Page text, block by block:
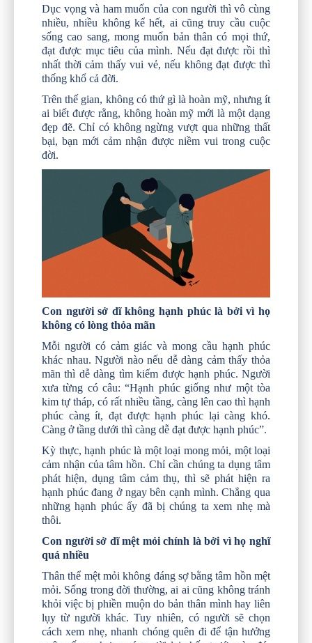
Dục vọng và ham muốn của con người thì vô cùng
nhiều, nhiều không kể hết, ai cũng truy cầu cuộc
sống cao sang, mong muốn bản thân có mọi thứ,
đạt được mục tiêu của mình. Nếu đạt được rồi thì
nhất thời cảm thấy vui vẻ, nếu không đạt được thì
thống khổ cả đời.
Trên thế gian, không có thứ gì là hoàn mỹ, nhưng ít
ai biết được rằng, không hoàn mỹ mới là một dạng
đẹp đẽ. Chỉ có không ngừng vượt qua những thất
bại, bạn mới cảm nhận được niềm vui trong cuộc
đời.
Con người sở dĩ không hạnh phúc là bởi vì họ
không có lòng thỏa mãn
Mỗi người có cảm giác và mong cầu hạnh phúc
khác nhau. Người nào nếu dễ dàng cảm thấy thỏa
mãn thì dễ dàng tìm kiếm được hạnh phúc. Người
xưa từng có câu: “Hạnh phúc giống như một tòa
kim tự tháp, có rất nhiều tầng, càng lên cao thì hạnh
phúc càng ít, đạt được hạnh phúc lại càng khó.
Càng ở tầng dưới thì càng dễ đạt được hạnh phúc”.
Kỳ thực, hạnh phúc là một loại mong mỏi, một loại
cảm nhận của tâm hồn. Chỉ cần chúng ta dụng tâm
phát hiện, dụng tâm cảm thụ, thì sẽ phát hiện ra
hạnh phúc đang ở ngay bên cạnh mình. Chẳng qua
những hạnh phúc ấy đã bị chúng ta xem nhẹ mà
thôi.
Con người sở dĩ mệt mỏi chính là bởi vì họ nghĩ
quá nhiều
Thân thể mệt mỏi không đáng sợ bằng tâm hồn mệt
mỏi. Sống trong đời thường, ai ai cũng không tránh
khỏi việc bị phiền muộn do bản thân mình hay liên
lụy từ người khác. Tuy nhiên, có người sẽ chọn
cách xem nhẹ, nhanh chóng quên đi để tận hưởng